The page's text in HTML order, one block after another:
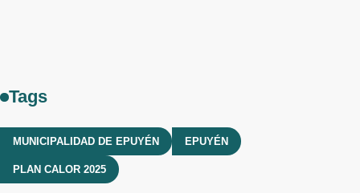
Tags
MUNICIPALIDAD DE EPUYÉN EPUYÉN
PLAN CALOR 2025